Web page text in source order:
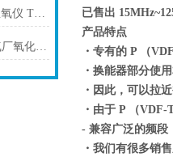
RF-400-01高浓度氧化锆血氧仪 TORAY东丽
LC-750H(D)/PC-111天然气厂氧化锆血氧仪 TORAY东丽
已售出
产品特点
・专有的 P （
・换能器部分使
・因此，可以拉
・由于 P （
- 兼容广泛的频段
・我们有很多销